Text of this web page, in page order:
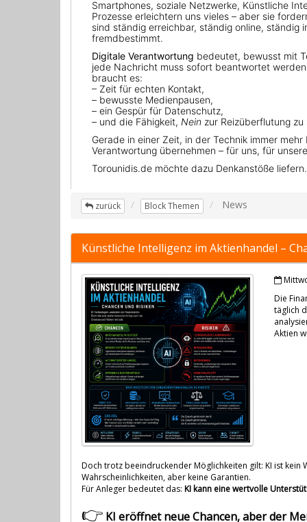
zurück Block Themen News
Künstliche Intelligenz im Aktienhandel –
Die
täglich
Aktien
Doch trotz beeindruckender Möglichkeiten gilt: KI ist
Wahrscheinlichkeiten, aber keine Garantien.
Für Anleger bedeutet das: KI kann eine wertvolle
👉 KI eröffnet neue Chancen, aber der